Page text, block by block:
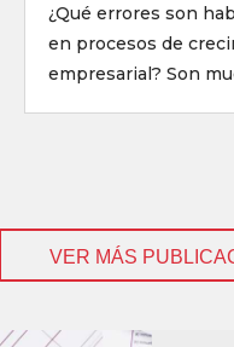
¿Qué errores son
en procesos de
empresarial? Son
VER MÁS